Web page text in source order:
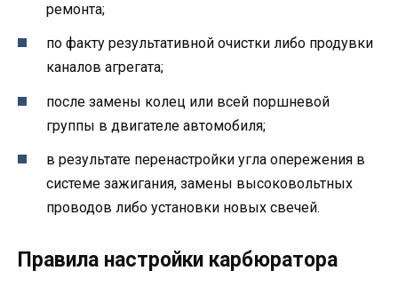
ремонта;
по факту результативной очистки либо продувки
каналов агрегата;
после замены колец или всей поршневой
группы в двигателе автомобиля;
в результате перенастройки угла опережения в
системе зажигания, замены высоковольтных
проводов либо установки новых свечей.
Правила настройки карбюратора